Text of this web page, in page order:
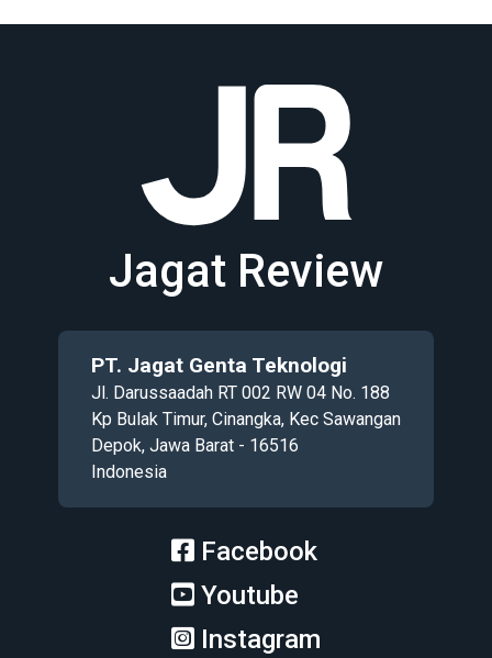
Jagat Review
PT. Jagat Genta Teknologi
Jl. Darussaadah RT 002 RW 04 No. 188
Kp Bulak Timur, Cinangka, Kec Sawangan
Depok, Jawa Barat - 16516
Indonesia
Facebook
Youtube
Instagram